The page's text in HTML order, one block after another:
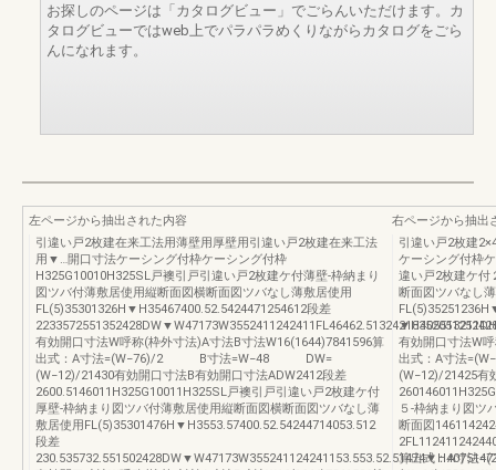
お探しのページは「カタログビュー」でごらんいただけます。カ
タログビューではweb上でパラパラめくりながらカタログをごら
んになれます。
左ページから抽出された内容
引違い戸2枚建在来工法用薄壁用厚壁用引違い戸2枚建在来工法
用▼…開口寸法ケーシング付枠ケーシング付枠
H325G10010H325SL戸襖引戸引違い戸2枚建ケ付薄壁-枠納まり
図ツバ付薄敷居使用縦断面図横断面図ツバなし薄敷居使用
FL(5)35301326H▼H35467400.52.5424471254612段差
有効開口寸法W呼称(枠外寸法)A寸法B寸法W16(1644)7841596算
出式：A寸法=(W−76)/2 B寸法=W−48 DW=
(W−12)/21430有効開口寸法B有効開口寸法ADW2412段差
2600.5146011H325G10011H325SL戸襖引戸引違い戸2枚建ケ付
厚壁-枠納まり図ツバ付薄敷居使用縦断面図横断面図ツバなし薄
敷居使用FL(5)35301476H▼H3553.57400.52.54244714053.512
段差
右ページから抽出
引違い戸2枚建
ケーシング付枠
違い戸2枚建ケ付
断面図ツバなし
有効開口寸法W
出式：A寸法
(W−12)/21425有
５-枠納まり図ツ
断面図
算出式：A寸